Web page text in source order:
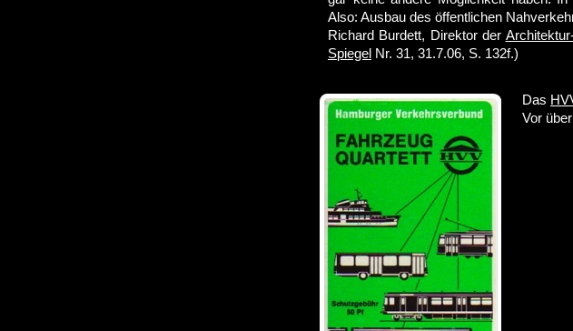
Also: Ausbau des öffentlichen
Richard Burdett, Direktor der
Spiegel Nr. 31, 31.7.06, S. 132f.)
Das
Vor